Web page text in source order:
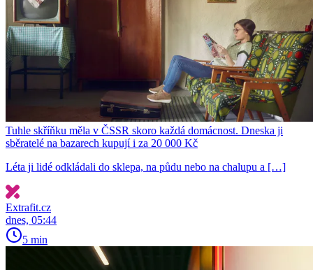
Tuhle skříňku měla v ČSSR skoro každá domácnost. Dneska ji
sběratelé na bazarech kupují i za 20 000 Kč
Léta ji lidé odkládali do sklepa, na půdu nebo na chalupu a […]
Extrafit.cz
dnes, 05:44
5 min